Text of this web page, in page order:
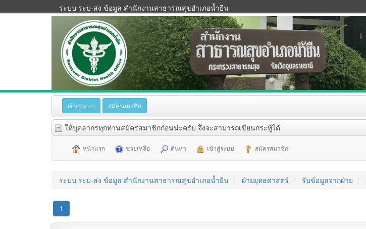
ระบบ ระบ-ส่ง ข้อมูล สำนักงานสาธารณสุขอำเภอน้ำยืน
เข้าสู่ระบบ สมัครสมาชิก
ให้บุคลากรทุกท่านสมัครสมาชิกก่อนน่ะครับ จึงจะสามารถเขียนกระทู้ได้
หน้าแรก ช่วยเหลือ ค้นหา เข้าสู่ระบบ สมัครสมาชิก
ระบบ ระบ-ส่ง ข้อมูล สำนักงานสาธารณสุขอำเภอน้ำยืน ฝ่ายยุทธศาสตร์ รับข้อมูลจากฝ่าย
1